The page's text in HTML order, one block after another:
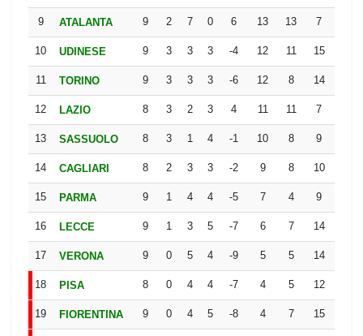
9 ATALANTA 9 2 7 0 6 13 13 7
10 UDINESE 9 3 3 3 -4 12 11 15
11 TORINO 9 3 3 3 -6 12 8 14
12 LAZIO 8 3 2 3 4 11 11 7
13 SASSUOLO 8 3 1 4 -1 10 8 9
14 CAGLIARI 8 2 3 3 -2 9 8 10
15 PARMA 9 1 4 4 -5 7 4 9
16 LECCE 9 1 3 5 -7 6 7 14
17 VERONA 9 0 5 4 -9 5 5 14
18 PISA 8 0 4 4 -7 4 5 12
19 FIORENTINA 9 0 4 5 -8 4 7 15